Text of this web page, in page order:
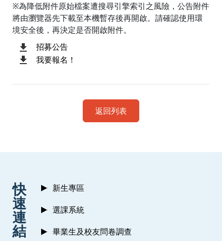
※為降低附件原始檔案遭搜尋引擎索引之風險，公告附件
將由瀏覽器先下載至本機暫存後再開啟。請確認使用環
境安全後，再決定是否開啟附件。
招募公告
我要報名！
返回列表
:::
快
速
連
結
新生專區
選課系統
畢業生及校友問卷調查